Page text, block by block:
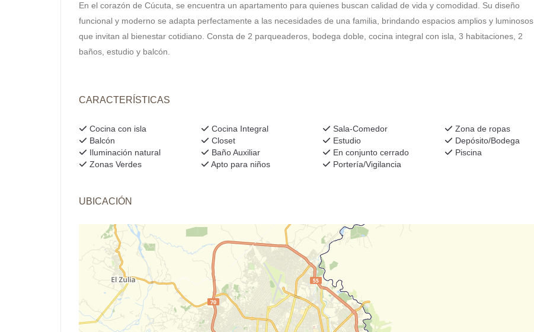
En el corazón de Cúcuta, se encuentra un apartamento para quienes buscan calidad de vida y comodidad. Su diseño
funcional y moderno se adapta perfectamente a las necesidades de una familia, brindando espacios amplios y luminosos
que invitan al bienestar cotidiano. Consta de 2 parqueaderos, bodega doble, cocina integral con isla, 3 habitaciones, 2
baños, estudio y balcón.
CARACTERÍSTICAS
Cocina con isla Cocina Integral Sala-Comedor
Zona de ropas
Balcón
Closet Estudio
Depósito/Bodega
Iluminación natural
Baño Auxiliar En conjunto cerrado
Piscina
Zonas Verdes
Apto para niños Portería/Vigilancia
UBICACIÓN